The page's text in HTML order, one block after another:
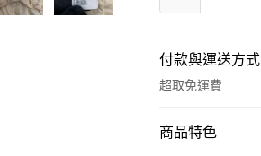
付款與運送方式
超取免運費
付款方式
商品特色